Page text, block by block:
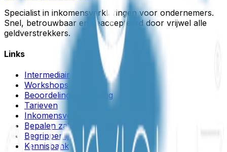
Specialist in inkomensverklaringen voor ondernemers.
Snel, betrouwbaar en geaccepteerd door vrijwel alle
geldverstrekkers.
Links
Intermediair
Workshops
Beoordelingsverklaring
Tarieven
Inkomensverklaring
Bepalen zakelijk inkomen
Begrippenlijst
Kennisbank